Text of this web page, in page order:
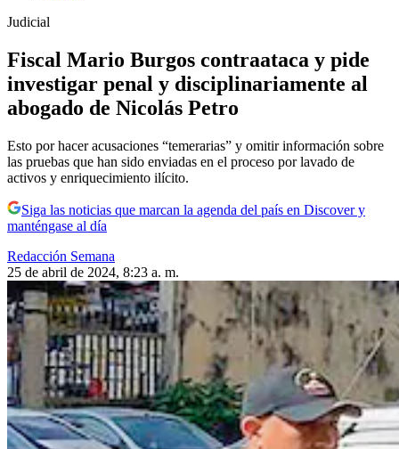
Judicial
Fiscal Mario Burgos contraataca y pide
investigar penal y disciplinariamente al
abogado de Nicolás Petro
Esto por hacer acusaciones “temerarias” y omitir información sobre
las pruebas que han sido enviadas en el proceso por lavado de
activos y enriquecimiento ilícito.
Siga las noticias que marcan la agenda del país en Discover y
manténgase al día
Redacción Semana
25 de abril de 2024, 8:23 a. m.